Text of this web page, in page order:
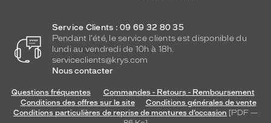
Service Clients : 09 69 32 80 35
Pendant l'été, le service clients est disponible du
lundi au vendredi de 10h à 18h.
serviceclients@krys.com
Nous contacter
Questions fréquentes
Commandes - Retours - Remboursement
Conditions des offres sur le site
Conditions générales de vente
Conditions particulières de reprise de montures d’occasion [PDF —